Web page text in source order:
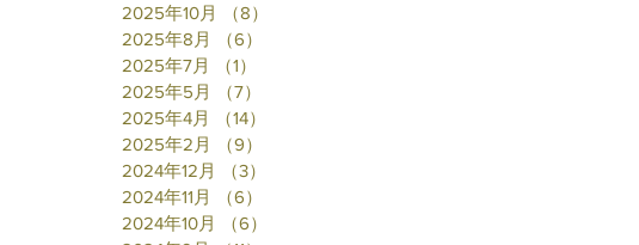
2025年10月
（8）
2025年8月
（6）
2025年7月
（1）
2025年5月
（7）
2025年4月
（14）
2025年2月
（9）
2024年12月
（3）
2024年11月
（6）
2024年10月
（6）